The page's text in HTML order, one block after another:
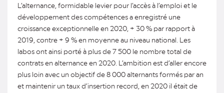
L’alternance, formidable levier pour l’accès à l’emploi et le
développement des compétences a enregistré une
croissance exceptionnelle en 2020, + 30 % par rapport à
2019, contre + 9 % en moyenne au niveau national. Les
labos ont ainsi porté à plus de 7 500 le nombre total de
contrats en alternance en 2020. L’ambition est d’aller encore
plus loin avec un objectif de 8 000 alternants formés par an
et maintenir un taux d’insertion record, en 2020 il était de